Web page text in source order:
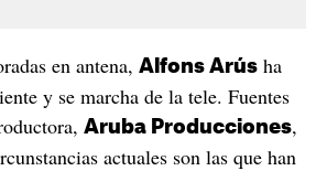
en antena, Alfons Arúsha
y se marcha de la tele. Fuentes
Aruba Producciones,
actuales son las que han